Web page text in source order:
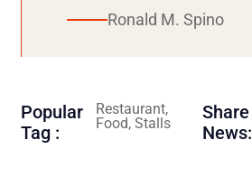
Ronald M. Spino
Popular
Tag :
Restaurant,
Food, Stalls
Share
News: